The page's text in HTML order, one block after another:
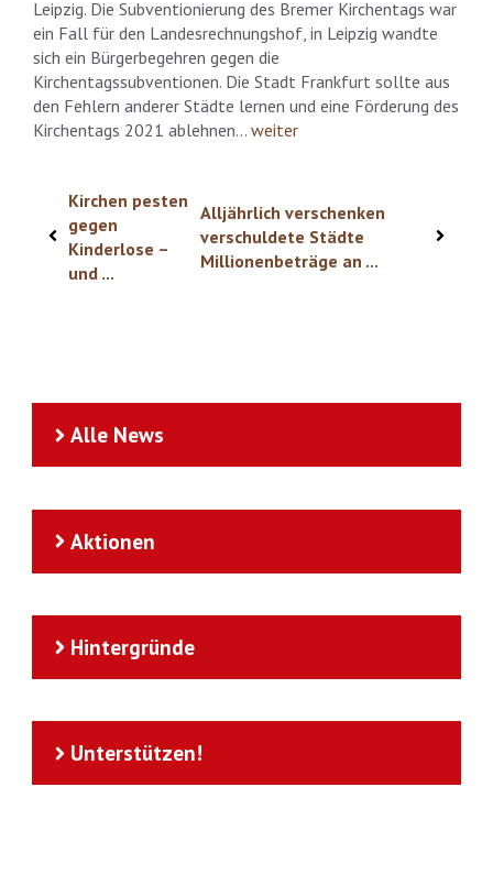
Leipzig. Die Subventionierung des Bremer Kirchentags war
ein Fall für den Landesrechnungshof, in Leipzig wandte
sich ein Bürgerbegehren gegen die
Kirchentagssubventionen. Die Stadt Frankfurt sollte aus
den Fehlern anderer Städte lernen und eine Förderung des
Kirchentags 2021 ablehnen… weiter
Kirchen pesten
gegen
Kinderlose –
und ...
Alljährlich verschenken
verschuldete Städte
Millionenbeträge an ...
Alle News
Aktionen
Hintergründe
Unterstützen!